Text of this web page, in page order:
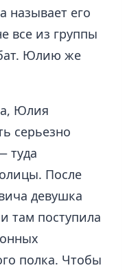
называет его
все из группы
Юлию же
Юлия
серьезно
туда
После
девушка
там поступила
полка. Чтобы